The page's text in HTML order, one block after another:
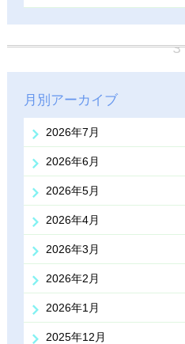
月別アーカイブ
2026年7月
2026年6月
2026年5月
2026年4月
2026年3月
2026年2月
2026年1月
2025年12月